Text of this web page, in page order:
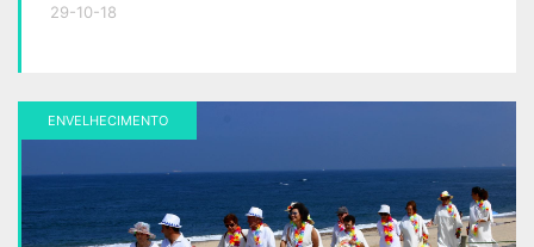
29-10-18
ENVELHECIMENTO